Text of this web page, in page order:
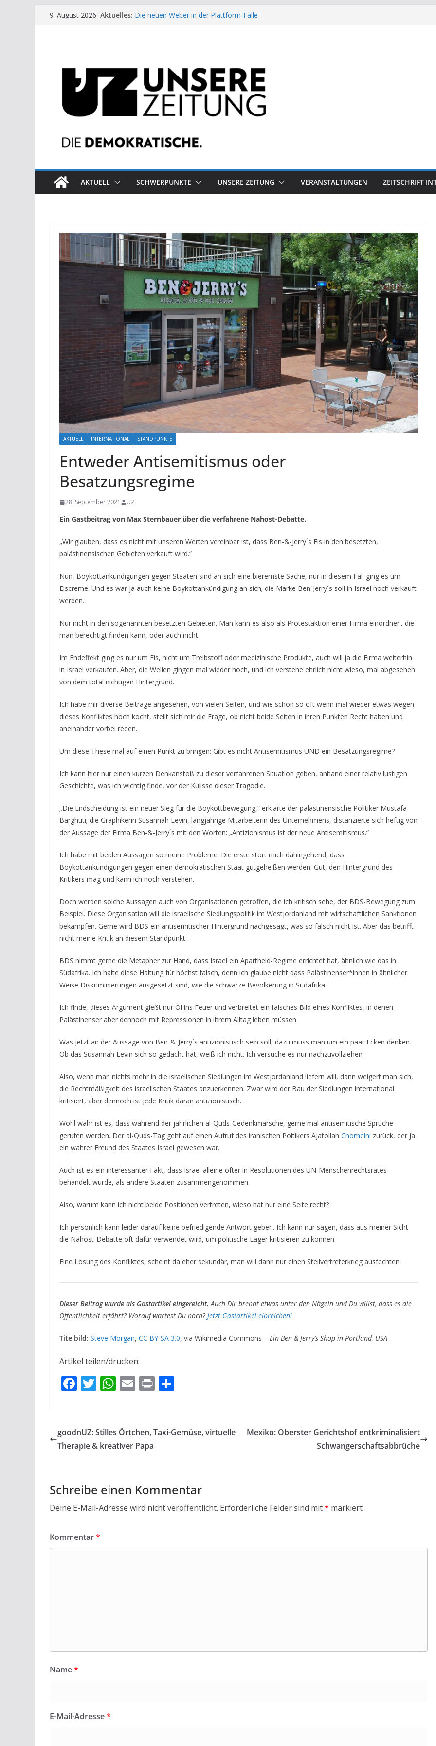
Zum9. August 2026 Aktuelles: Die neuen Weber in der Plattform-Falle
AKTUELL SCHWERPUNKTE UNSERE ZEITUNG VERANSTALTUNGEN ZEITSCHRIFT
AKTUELL INTERNATIONAL STANDPUNKTE
Entweder Antisemitismus oder
Besatzungsregime
28. September 2021 UZ
Ein Gastbeitrag von Max Sternbauer über die verfahrene Nahost-Debatte.
„Wir glauben, dass es nicht mit unseren Werten vereinbar ist, dass Ben-&-Jerry´s Eis in den besetzten,
palästinensischen Gebieten verkauft wird.“
Nun, Boykottankündigungen gegen Staaten sind an sich eine bierernste Sache, nur in diesem Fall ging es um
Eiscreme. Und es war ja auch keine Boykottankündigung an sich; die Marke Ben-Jerry´s soll in Israel noch verkauft
werden.
Nur nicht in den sogenannten besetzten Gebieten. Man kann es also als Protestaktion einer Firma einordnen, die
man berechtigt finden kann, oder auch nicht.
Im Endeffekt ging es nur um Eis, nicht um Treibstoff oder medizinische Produkte, auch will ja die Firma weiterhin
in Israel verkaufen. Aber, die Wellen gingen mal wieder hoch, und ich verstehe ehrlich nicht wieso, mal abgesehen
von dem total nichtigen Hintergrund.
Ich habe mir diverse Beiträge angesehen, von vielen Seiten, und wie schon so oft wenn mal wieder etwas wegen
dieses Konfliktes hoch kocht, stellt sich mir die Frage, ob nicht beide Seiten in ihren Punkten Recht haben und
aneinander vorbei reden.
Um diese These mal auf einen Punkt zu bringen: Gibt es nicht Antisemitismus UND ein Besatzungsregime?
Ich kann hier nur einen kurzen Denkanstoß zu dieser verfahrenen Situation geben, anhand einer relativ lustigen
Geschichte, was ich wichtig finde, vor der Kulisse dieser Tragödie.
„Die Endscheidung ist ein neuer Sieg für die Boykottbewegung,“ erklärte der palästinensische Politiker Mustafa
Barghuti; die Graphikerin Susannah Levin, langjährige Mitarbeiterin des Unternehmens, distanzierte sich heftig von
der Aussage der Firma Ben-&-Jerry´s mit den Worten: „Antizionismus ist der neue Antisemitismus.“
Ich habe mit beiden Aussagen so meine Probleme. Die erste stört mich dahingehend, dass
Boykottankündigungen gegen einen demokratischen Staat gutgeheißen werden. Gut, den Hintergrund des
Kritikers mag und kann ich noch verstehen.
Doch werden solche Aussagen auch von Organisationen getroffen, die ich kritisch sehe, der BDS-Bewegung zum
Beispiel. Diese Organisation will die israelische Siedlungspolitik im Westjordanland mit wirtschaftlichen Sanktionen
bekämpfen. Gerne wird BDS ein antisemitischer Hintergrund nachgesagt, was so falsch nicht ist. Aber das betrifft
nicht meine Kritik an diesem Standpunkt.
BDS nimmt gerne die Metapher zur Hand, dass Israel ein Apartheid-Regime errichtet hat, ähnlich wie das in
Südafrika. Ich halte diese Haltung für höchst falsch, denn ich glaube nicht dass Palästinenser*innen in ähnlicher
Weise Diskriminierungen ausgesetzt sind, wie die schwarze Bevölkerung in Südafrika.
Ich finde, dieses Argument gießt nur Öl ins Feuer und verbreitet ein falsches Bild eines Konfliktes, in denen
Palästinenser aber dennoch mit Repressionen in ihrem Alltag leben müssen.
Was jetzt an der Aussage von Ben-&-Jerry´s antizionistisch sein soll, dazu muss man um ein paar Ecken denken.
Ob das Susannah Levin sich so gedacht hat, weiß ich nicht. Ich versuche es nur nachzuvollziehen.
Also, wenn man nichts mehr in die israelischen Siedlungen im Westjordanland liefern will, dann weigert man sich,
die Rechtmäßigkeit des israelischen Staates anzuerkennen. Zwar wird der Bau der Siedlungen international
kritisiert, aber dennoch ist jede Kritik daran antizionistisch.
Wohl wahr ist es, dass während der jährlichen al-Quds-Gedenkmärsche, gerne mal antisemitische Sprüche
gerufen werden. Der al-Quds-Tag geht auf einen Aufruf des iranischen Poltikers Ajatollah Chomeini zurück, der ja
ein wahrer Freund des Staates Israel gewesen war.
Auch ist es ein interessanter Fakt, dass Israel alleine öfter in Resolutionen des UN-Menschenrechtsrates
behandelt wurde, als andere Staaten zusammengenommen.
Also, warum kann ich nicht beide Positionen vertreten, wieso hat nur eine Seite recht?
Ich persönlich kann leider darauf keine befriedigende Antwort geben. Ich kann nur sagen, dass aus meiner Sicht
die Nahost-Debatte oft dafür verwendet wird, um politische Lager kritisieren zu können.
Eine Lösung des Konfliktes, scheint da eher sekundär, man will dann nur einen Stellvertreterkrieg ausfechten.
Dieser Beitrag wurde als Gastartikel eingereicht.Auch Dir brennt etwas unter den Nägeln und Du willst, dass es die
Öffentlichkeit erfährt? Worauf wartest Du noch?Jetzt Gastartikel einreichen!
Titelbild: Steve Morgan, CC BY-SA 3.0, via Wikimedia Commons – Ein Ben & Jerry’s Shop in Portland, USA
Artikel teilen/drucken:
F
b
o
T
er
W
s
A
E
l
Pr
n
goodnUZ: Stilles Örtchen, Taxi-Gemüse, virtuelle
Therapie & kreativer Papa
Mexiko: Oberster Gerichtshof entkriminalisiert
Schwangerschaftsabbrüche
Schreibe einen Kommentar
Deine E-Mail-Adresse wird nicht veröffentlicht. Erforderliche Felder sind mit* markiert
Kommentar*
Name*
E-Mail-Adresse*